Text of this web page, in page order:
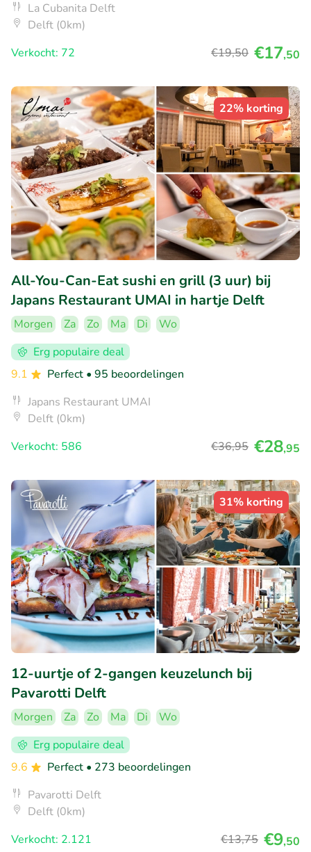
La Cubanita Delft
Delft (0km)
Verkocht: 72
€19,50 €17,50
22% korting
All-You-Can-Eat sushi en grill (3 uur) bij
Japans Restaurant UMAI in hartje Delft
Morgen Za Zo Ma Di
Wo
Erg populaire deal
9.1
Perfect • 95 beoordelingen
Japans Restaurant UMAI
Delft (0km)
Verkocht: 586
€36,95 €28,95
31% korting
12-uurtje of 2-gangen keuzelunch bij
Pavarotti Delft
Morgen Za Zo Ma Di
Wo
Erg populaire deal
9.6
Perfect • 273 beoordelingen
Pavarotti Delft
Delft (0km)
Verkocht: 2.121
€13,75 €9,50